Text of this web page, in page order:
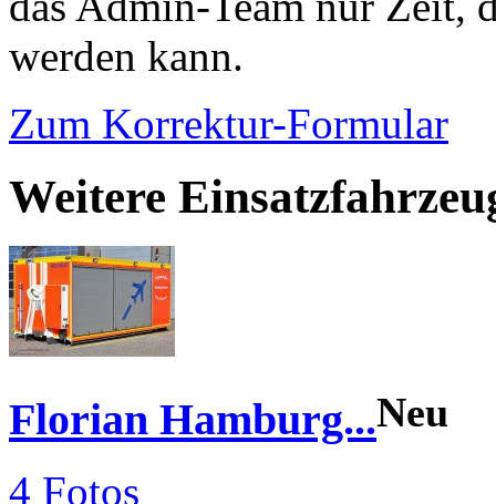
werden kann.
Zum Korrektur-Formular
Weitere
Florian Hamburg...Neu
4 Fotos